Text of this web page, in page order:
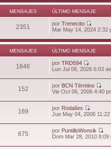
MENSAJES ÚLTIMO MENSAJE
2351 porTrenecito
Mar May 14, 2024 2:32
MENSAJES ÚLTIMO MENSAJE
1846 porTRD594
Lun Jul 06, 2026 6:03
152 por BCN Término
Vie Oct 06, 2006 4:40
169 por Rodalíes
Jue May 04, 2006 11:22
675 por PuntilloWonsik
Dom Mar 28, 2010 8:09